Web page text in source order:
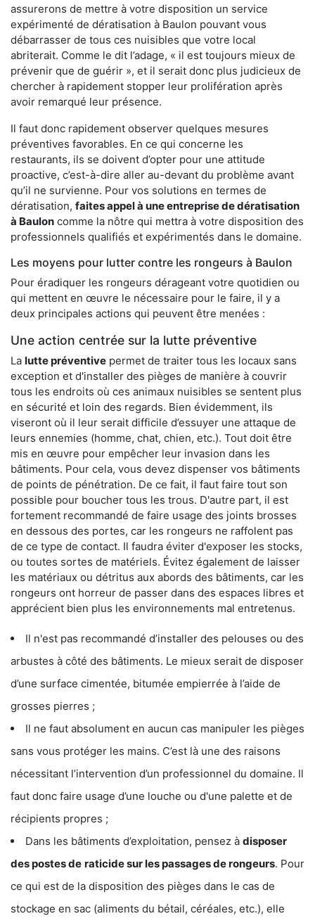
assurerons de mettre à votre disposition un service
expérimenté de dératisation à Baulon pouvant vous
débarrasser de tous ces nuisibles que votre local
abriterait. Comme le dit l’adage, « il est toujours mieux de
prévenir que de guérir », et il serait donc plus judicieux de
chercher à rapidement stopper leur prolifération après
avoir remarqué leur présence.
Il faut donc rapidement observer quelques mesures
préventives favorables. En ce qui concerne les
restaurants, ils se doivent d’opter pour une attitude
proactive, c’est-à-dire aller au-devant du problème avant
qu’il ne survienne. Pour vos solutions en termes de
dératisation, faites appel à une entreprise de dératisation
à Baulon comme la nôtre qui mettra à votre disposition des
professionnels qualifiés et expérimentés dans le domaine.
Les moyens pour lutter contre les rongeurs à Baulon
Pour éradiquer les rongeurs dérageant votre quotidien ou
qui mettent en œuvre le nécessaire pour le faire, il y a
deux principales actions qui peuvent être menées :
Une action centrée sur la lutte préventive
La lutte préventive permet de traiter tous les locaux sans
exception et d'installer des pièges de manière à couvrir
tous les endroits où ces animaux nuisibles se sentent plus
en sécurité et loin des regards. Bien évidemment, ils
viseront où il leur serait difficile d’essuyer une attaque de
leurs ennemies (homme, chat, chien, etc.). Tout doit être
mis en œuvre pour empêcher leur invasion dans les
bâtiments. Pour cela, vous devez dispenser vos bâtiments
de points de pénétration. De ce fait, il faut faire tout son
possible pour boucher tous les trous. D'autre part, il est
fortement recommandé de faire usage des joints brosses
en dessous des portes, car les rongeurs ne raffolent pas
de ce type de contact. Il faudra éviter d'exposer les stocks,
ou toutes sortes de matériels. Évitez également de laisser
les matériaux ou détritus aux abords des bâtiments, car les
rongeurs ont horreur de passer dans des espaces libres et
apprécient bien plus les environnements mal entretenus.
Il n'est pas recommandé d’installer des pelouses ou des
arbustes à côté des bâtiments. Le mieux serait de disposer
d’une surface cimentée, bitumée empierrée à l’aide de
grosses pierres ;
Il ne faut absolument en aucun cas manipuler les pièges
sans vous protéger les mains. C’est là une des raisons
nécessitant l’intervention d’un professionnel du domaine. Il
faut donc faire usage d’une louche ou d'une palette et de
récipients propres ;
Dans les bâtiments d’exploitation, pensez à disposer
des postes de raticide sur les passages de rongeurs. Pour
ce qui est de la disposition des pièges dans le cas de
stockage en sac (aliments du bétail, céréales, etc.), elle